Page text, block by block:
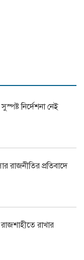
নির্দেশনা নেই
রাজনীতির প্রতিবাদে
রাখার